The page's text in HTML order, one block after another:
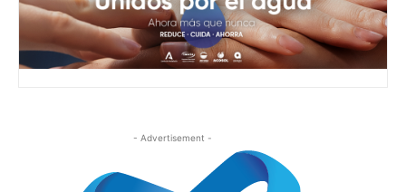
- Advertisement -